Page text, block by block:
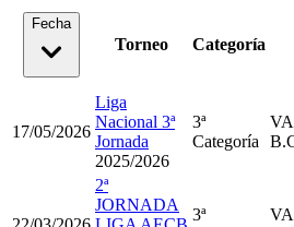
Fecha
Torneo Categoría
17/05/2026
Liga
Nacional 3ª
Jornada
2025/2026
3ª
Categoría
2ª
JORNADA
3ª